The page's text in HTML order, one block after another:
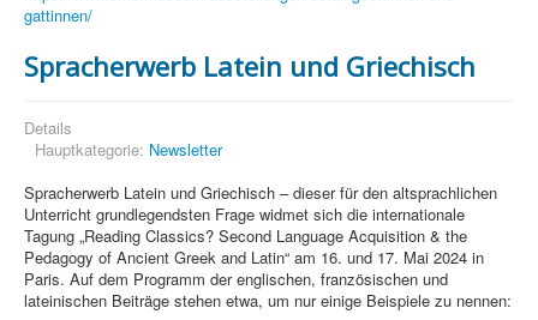
gattinnen/
Spracherwerb Latein und Griechisch
Details
Hauptkategorie: Newsletter
Spracherwerb Latein und Griechisch – dieser für den altsprachlichen
Unterricht grundlegendsten Frage widmet sich die internationale
Tagung „Reading Classics? Second Language Acquisition & the
Pedagogy of Ancient Greek and Latin“ am 16. und 17. Mai 2024 in
Paris. Auf dem Programm der englischen, französischen und
lateinischen Beiträge stehen etwa, um nur einige Beispiele zu nennen: